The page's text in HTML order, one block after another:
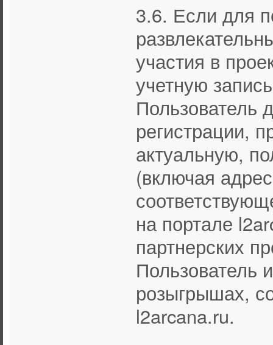
3.6. Если для
участия в
учетную
Пользователь
регистрации,
актуальную,
(включая
на портале
партнерских
Пользователь
розыгрышах,
l2arcana.ru.